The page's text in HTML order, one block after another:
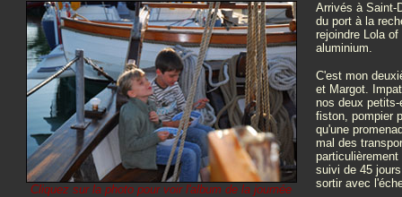
Cliquez sur la photo pour voir l'album de la journée
Arrivés à Saint-
du port à la
rejoindre Lola
aluminium.
C'est mon
et Margot.
nos deux
fiston, pompier
qu'une
mal des
suivi de 45
sortir avec